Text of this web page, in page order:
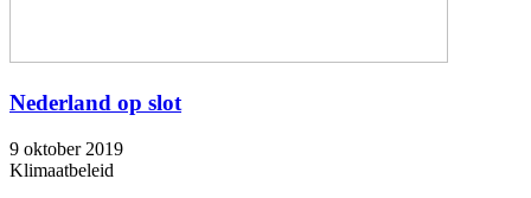
Nederland op slot
9 oktober 2019
Klimaatbeleid